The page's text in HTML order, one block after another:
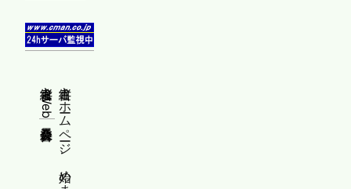
縦書きWeb普及委員会